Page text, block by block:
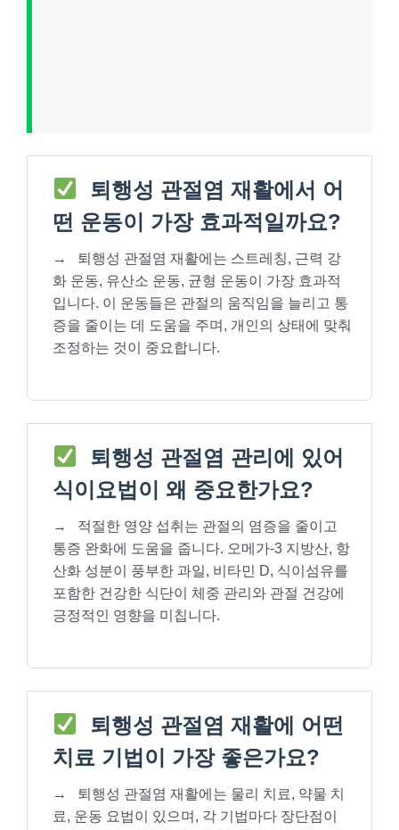
퇴행성 관절염 재활에서 어
떤 운동이 가장 효과적일까요?
→
퇴행성 관절염 재활에는 스트레칭, 근력 강
화 운동, 유산소 운동, 균형 운동이 가장 효과적
입니다. 이 운동들은 관절의 움직임을 늘리고 통
증을 줄이는 데 도움을 주며, 개인의 상태에 맞춰
조정하는 것이 중요합니다.
퇴행성 관절염 관리에 있어
식이요법이 왜 중요한가요?
→
적절한 영양 섭취는 관절의 염증을 줄이고
통증 완화에 도움을 줍니다. 오메가-3 지방산, 항
산화 성분이 풍부한 과일, 비타민 D, 식이섬유를
포함한 건강한 식단이 체중 관리와 관절 건강에
긍정적인 영향을 미칩니다.
퇴행성 관절염 재활에 어떤
치료 기법이 가장 좋은가요?
→
퇴행성 관절염 재활에는 물리 치료, 약물 치
료, 운동 요법이 있으며, 각 기법마다 장단점이